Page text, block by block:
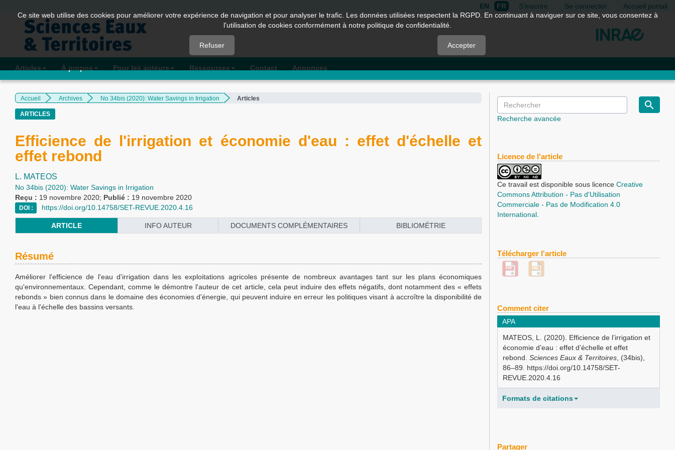
Quick
jump
page
content
Navigation
Main
Content
EN FR S'inscrire Se connecter Accueil portail
Articles À propos Pour les auteurs Ressources Contact Annonces
Accueil Archives No 34bis (2020): Water Savings in Irrigation Articles
ARTICLES
Efficience de l'irrigation et économie d'eau : effet d'échelle et
effet rebond
L. MATEOS
No 34bis (2020): Water Savings in Irrigation
Reçu : 19 novembre 2020; Publié : 19 novembre 2020
DOI : https://doi.org/10.14758/SET-REVUE.2020.4.16
ARTICLE INFO AUTEUR DOCUMENTS COMPLÉMENTAIRES BIBLIOMÉTRIE
Résumé
Améliorer l'efficience de l'eau d'irrigation dans les exploitations agricoles présente de nombreux avantages tant sur les plans économiques
qu'environnementaux. Cependant, comme le démontre l'auteur de cet article, cela peut induire des effets négatifs, dont notamment des « effets
rebonds » bien connus dans le domaine des économies d'énergie, qui peuvent induire en erreur les politiques visant à accroître la disponibilité de
l'eau à l'échelle des bassins versants.
Recherche avancée
Licence de l'article
Ce travail est disponible sous licenceCreative
Commons Attribution - Pas d'Utilisation
Commerciale - Pas de Modification 4.0
International
Télécharger l'article
Comment citer
APA
MATEOS, L. (2020). Efficience de l’irrigation et
économie d’eau : effet d’échelle et effet
rebond.Sciences Eaux & Territoires , (34bis),
86–89. https://doi.org/10.14758/SET-
REVUE.2020.4.16
Formats de citations
Partager
Ce site web utilise des cookies pour améliorer votre expérience de navigation et pour analyser le trafic. Les données utilisées respectent la RGPD. En continuant à naviguer sur ce site, vous consentez à
l'utilisation de cookies conformément à notre politique de confidentialité.
Refuser Accepter